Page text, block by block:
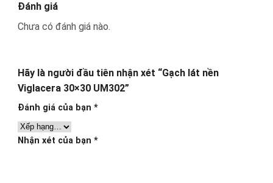
Đánh giá
Chưa có đánh giá nào.
Hãy là người đầu tiên nhận xét “Gạch lát nền
Viglacera 30×30 UM302”
Đánh giá của bạn *
Nhận xét của bạn *